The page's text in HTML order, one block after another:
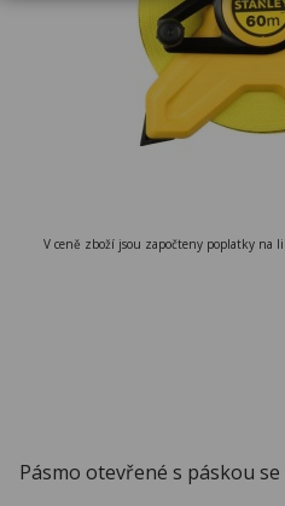
V ceně zboží jsou započteny poplatky na
Pásmo otevřené s páskou